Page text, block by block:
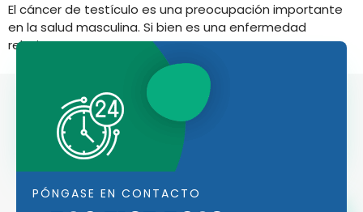
El cáncer de testículo es una preocupación importante
en la salud masculina. Si bien es una enfermedad
relativamente rara.
PÓNGASE EN CONTACTO